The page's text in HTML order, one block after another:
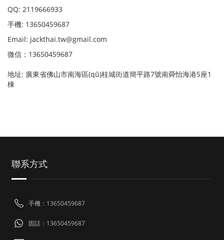
QQ: 2119666933
手機: 13650459687
Email: jackthai.tw@gmail.com
微信：13650459687
地址: 廣東省佛山市南海區(qū)桂城街道簡平路7號南舜怡海港5座1
棟
聯系方式
手機：13650459687
固話：13650459687